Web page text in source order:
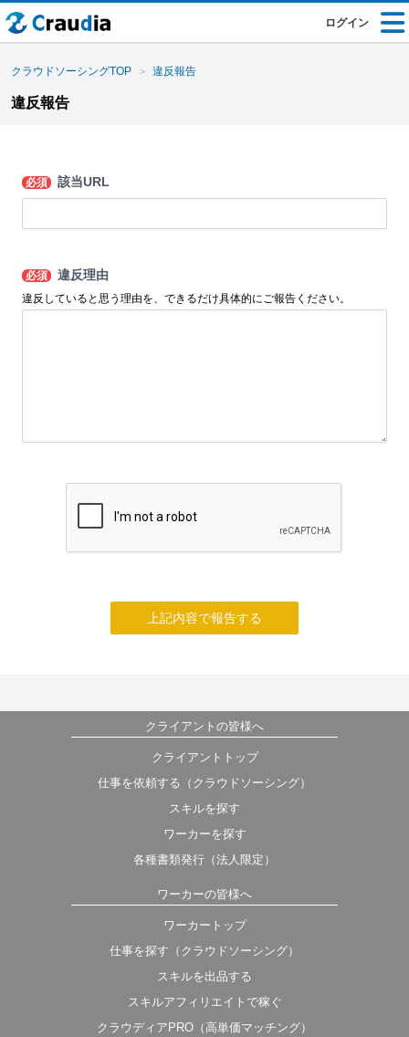
ログイン
クラウドソーシングTOP 違反報告
違反報告
必須 該当URL
必須 違反理由
違反していると思う理由を、できるだけ具体的にご報告ください。
上記内容で報告する
クライアントの皆様へ
クライアントトップ
仕事を依頼する（クラウドソーシング）
スキルを探す
ワーカーを探す
各種書類発行（法人限定）
ワーカーの皆様へ
ワーカートップ
仕事を探す（クラウドソーシング）
スキルを出品する
スキルアフィリエイトで稼ぐ
クラウディアPRO（高単価マッチング）